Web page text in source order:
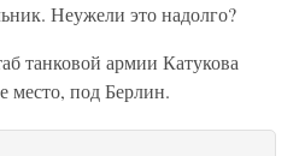
Неужели это надолго?
танковой армии Катукова
место, под Берлин.